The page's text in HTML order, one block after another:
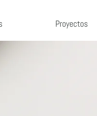
Proyectos